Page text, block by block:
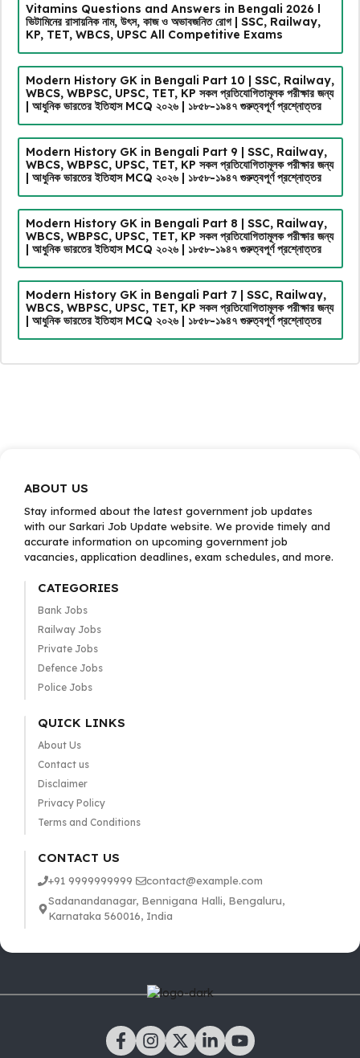
Vitamins Questions and Answers in Bengali 2026 l
ভিটামিনের রাসায়নিক নাম, উৎস, কাজ ও অভাবজনিত রোগ | SSC, Railway,
KP, TET, WBCS, UPSC All Competitive Exams
Modern History GK in Bengali Part 10 | SSC, Railway,
WBCS, WBPSC, UPSC, TET, KP সকল প্রতিযোগিতামূলক পরীক্ষার জন্য
| আধুনিক ভারতের ইতিহাস MCQ ২০২৬ | ১৮৫৮-১৯৪৭ গুরুত্বপূর্ণ প্রশ্নোত্তর
Modern History GK in Bengali Part 9 | SSC, Railway,
WBCS, WBPSC, UPSC, TET, KP সকল প্রতিযোগিতামূলক পরীক্ষার জন্য
| আধুনিক ভারতের ইতিহাস MCQ ২০২৬ | ১৮৫৮-১৯৪৭ গুরুত্বপূর্ণ প্রশ্নোত্তর
Modern History GK in Bengali Part 8 | SSC, Railway,
WBCS, WBPSC, UPSC, TET, KP সকল প্রতিযোগিতামূলক পরীক্ষার জন্য
| আধুনিক ভারতের ইতিহাস MCQ ২০২৬ | ১৮৫৮-১৯৪৭ গুরুত্বপূর্ণ প্রশ্নোত্তর
Modern History GK in Bengali Part 7 | SSC, Railway,
WBCS, WBPSC, UPSC, TET, KP সকল প্রতিযোগিতামূলক পরীক্ষার জন্য
| আধুনিক ভারতের ইতিহাস MCQ ২০২৬ | ১৮৫৮-১৯৪৭ গুরুত্বপূর্ণ প্রশ্নোত্তর
ABOUT US
Stay informed about the latest government job updates
with our Sarkari Job Update website. We provide timely and
accurate information on upcoming government job
vacancies, application deadlines, exam schedules, and more.
CATEGORIES
Bank Jobs
Railway Jobs
Private Jobs
Defence Jobs
Police Jobs
QUICK LINKS
About Us
Contact us
Disclaimer
Privacy Policy
Terms and Conditions
CONTACT US
+91 9999999999
contact@example.com
Sadanandanagar, Bennigana Halli, Bengaluru,
Karnataka 560016, India